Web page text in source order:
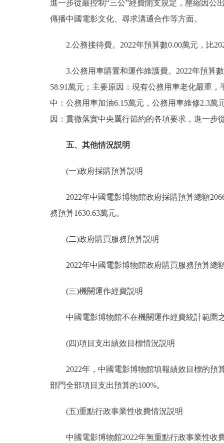
進一步從嚴控制“三公”經費開支規定，壓縮因公
傳播中國電影文化、尋求溝通合作等方面。
2.公務接待費。2022年預算數0.00萬元，比
3.公務用車購置和運作維護費。2022年預算數
58.91萬元；主要原因：現有公務用車老化嚴重
中：公務用車加油6.15萬元，公務用車維修2.3萬
因：貫徹落實中央厲行節約的各項要求，進一步
五、其他情況説明
(一)政府採購預算説明
2022年中國電影博物館政府採購預算總額
務預算1630.63萬元。
(二)政府購買服務預算説明
2022年中國電影博物館政府購買服務預算總
(三)機關運作經費説明
中國電影博物館不在機關運作經費統計範圍
(四)項目支出績效目標情況説明
2022年，中國電影博物館填報績效目標的預算
部門全部項目支出預算的100%。
(五)重點行政事業性收費情況説明
中國電影博物館2022年無重點行政事業性收